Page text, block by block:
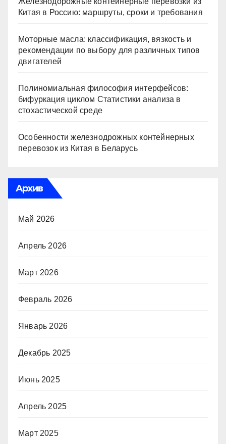
Китая в Россию: маршруты, сроки и требования
Моторные масла: классификация, вязкость и
рекомендации по выбору для различных типов
двигателей
Полиномиальная философия интерфейсов:
бифуркация циклом Статистики анализа в
стохастической среде
Особенности железнодрожных контейнерных
перевозок из Китая в Беларусь
Архив
Май 2026
Апрель 2026
Март 2026
Февраль 2026
Январь 2026
Декабрь 2025
Июнь 2025
Апрель 2025
Март 2025